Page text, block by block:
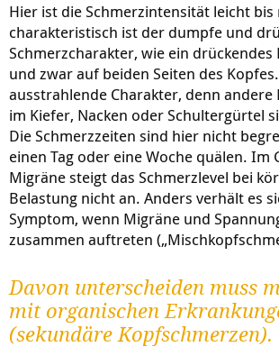
Hier ist die Schmerzintensität leicht bis
charakteristisch ist der dumpfe und
Schmerzcharakter, wie ein drückendes
und zwar auf beiden Seiten des
ausstrahlende Charakter, denn andere
im Kiefer, Nacken oder Schultergürtel
Die Schmerzzeiten sind hier nicht
einen Tag oder eine Woche quälen. Im
Migräne steigt das Schmerzlevel bei
Belastung nicht an. Anders verhält es
Symptom, wenn Migräne und
zusammen auftreten
Davon unterscheiden muss
mit organischen
(sekundäre Kopfschmerzen).